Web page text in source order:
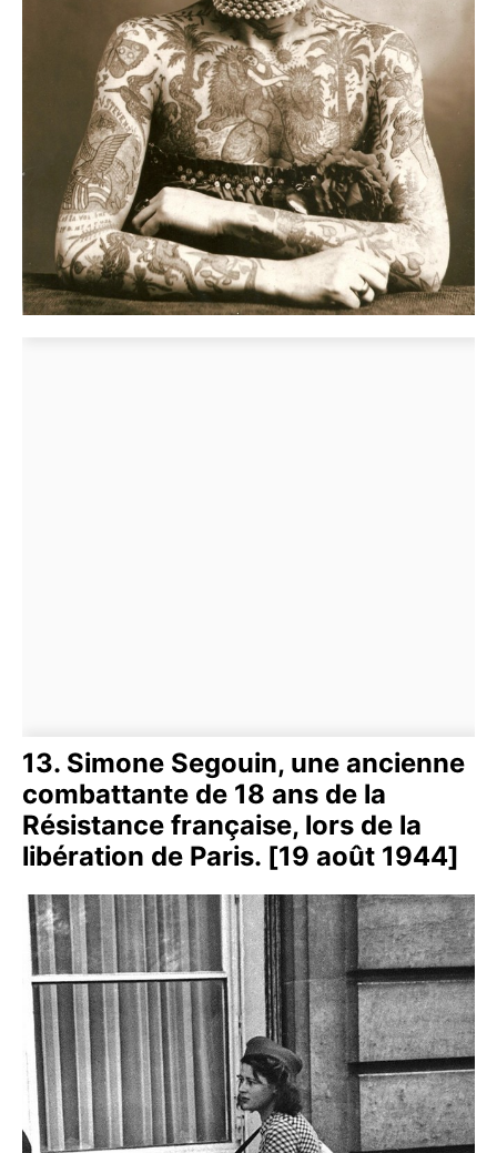
13. Simone Segouin, une ancienne
combattante de 18 ans de la
Résistance française, lors de la
libération de Paris. [19 août 1944]